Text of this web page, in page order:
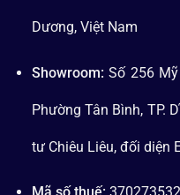
Dương, Việt Nam
Showroom: Số 256
Phường Tân Bình, TP.
tư Chiêu Liêu, đối diện